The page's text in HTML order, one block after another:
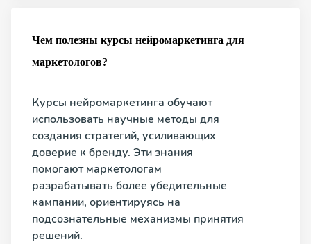
Чем полезны курсы нейромаркетинга для
маркетологов?
Курсы нейромаркетинга обучают
использовать научные методы для
создания стратегий, усиливающих
доверие к бренду. Эти знания
помогают маркетологам
разрабатывать более убедительные
кампании, ориентируясь на
подсознательные механизмы принятия
решений.